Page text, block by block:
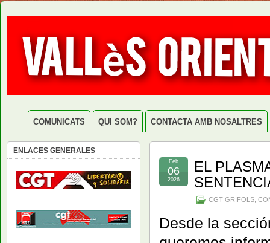
COMUNICATS QUI SOM? CONTACTA AMB NOSALTRES
EL
CGT GRIFOLS
Feb
06
2026
Desde la
ENLACES GENERALES